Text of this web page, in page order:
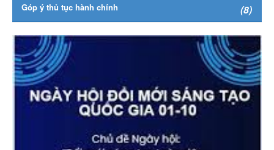
Góp ý thủ tục hành chính (8)